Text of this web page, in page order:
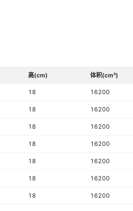
高(cm) 体积(cm³)
18 16200
18 16200
18 16200
18 16200
18 16200
18 16200
18 16200